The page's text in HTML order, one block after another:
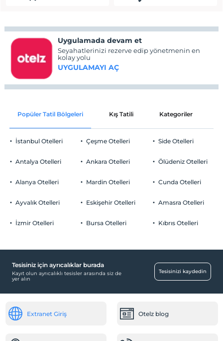
Uygulamada devam et
Seyahatlerinizi rezerve edip yönetmenin en
kolay yolu
UYGULAMAYI AÇ
Popüler Tatil Bölgeleri Kış Tatili Kategoriler
İstanbul Otelleri
Antalya Otelleri
Alanya Otelleri
Ayvalık Otelleri
İzmir Otelleri
Çeşme Otelleri
Ankara Otelleri
Mardin Otelleri
Eskişehir Otelleri
Bursa Otelleri
Side Otelleri
Ölüdeniz Otelleri
Cunda Otelleri
Amasra Otelleri
Kıbrıs Otelleri
Tesisiniz için ayrıcalıklar burada
Kayıt olun ayrıcalıklı tesisler arasında siz de
yer alın
Tesisinizi kaydedin
Extranet Giriş Otelz blog